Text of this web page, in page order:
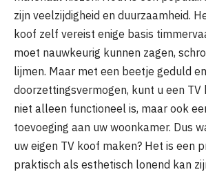
zijn veelzijdigheid en duurzaamheid.
koof zelf vereist enige basis
moet nauwkeurig kunnen zagen,
lijmen. Maar met een beetje geduld en
doorzettingsvermogen, kunt u een TV
niet alleen functioneel is, maar ook
toevoeging aan uw woonkamer. Dus
uw eigen TV koof maken? Het is een
praktisch als esthetisch lonend kan